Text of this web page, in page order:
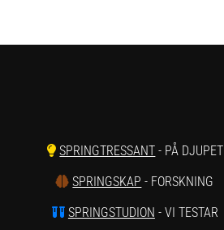
SPRINGTRESSANT - PÅ DJUPET
SPRINGSKAP - FORSKNING
SPRINGSTUDION - VI TESTAR